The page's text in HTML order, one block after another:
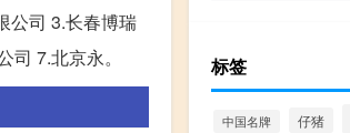
公司 3.长春博瑞
7.北京永。
标签
中国名牌 仔猪